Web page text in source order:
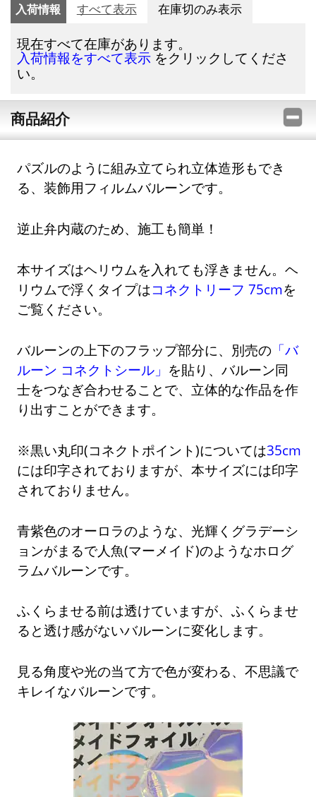
入荷情報 すべて表示 在庫切のみ表示
現在すべて在庫があります。
入荷情報をすべて表示 をクリックしてくださ
い。
商品紹介
パズルのように組み立てられ立体造形もでき
る、装飾用フィルムバルーンです。
逆止弁内蔵のため、施工も簡単！
本サイズはヘリウムを入れても浮きません。ヘ
リウムで浮くタイプはコネクトリーフ 75cmを
ご覧ください。
バルーンの上下のフラップ部分に、別売の 「バ
ルーン コネクトシール」 を貼り、バルーン同
士をつなぎ合わせることで、立体的な作品を作
り出すことができます。
※黒い丸印(コネクトポイント)については35cm
には印字されておりますが、本サイズには印字
されておりません。
青紫色のオーロラのような、光輝くグラデーシ
ョンがまるで人魚(マーメイド)のようなホログ
ラムバルーンです。
ふくらませる前は透けていますが、ふくらませ
ると透け感がないバルーンに変化します。
見る角度や光の当て方で色が変わる、不思議で
キレイなバルーンです。